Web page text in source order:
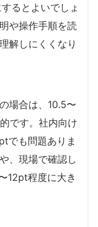
るとよいでしょ
や操作手順を読
解しにくくなり
場合は、10.5〜
です。社内向け
でも問題ありま
、現場で確認し
12pt程度に大き